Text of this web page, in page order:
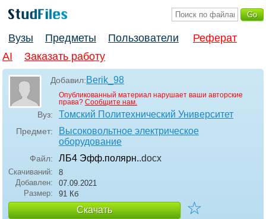
Вузы Предметы Пользователи
Реферат
AI
Заказать работу
Добавил:Berik_98
Опубликованный материал нарушает ваши авторские
права? Сообщите нам.
Вуз: Томский Политехнический Университет
Предмет:
Высоковольтное электрическое
оборудование
Файл: ЛБ4 Эфф.полярн..docx
Скачиваний:
8
Добавлен:
07.09.2021
Размер:
91 Кб
Скачать ☆